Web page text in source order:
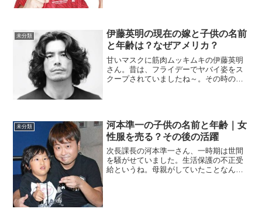
未分類
伊藤英明の現在の嫁と子供の名前
と年齢は？なぜアメリカ？
甘いマスクに筋肉ムッキムキの伊藤英明
さん。昔は、フライデーでヤバイ姿をス
クープされていましたね～。その時の印
未分類
河本準一の子供の名前と年齢｜女
性服を売る？その後の活躍
次長課長の河本準一さん、一時期は世間
を騒がせていました。生活保護の不正受
給というね。母親がしていたことなんで